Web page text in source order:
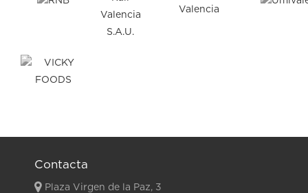
Contacta
Plaza Virgen de la Paz, 3